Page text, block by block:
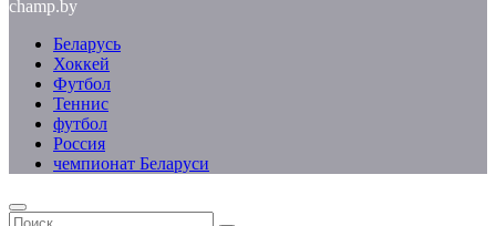
champ.by
Беларусь
Хоккей
Футбол
Теннис
футбол
Россия
чемпионат Беларуси